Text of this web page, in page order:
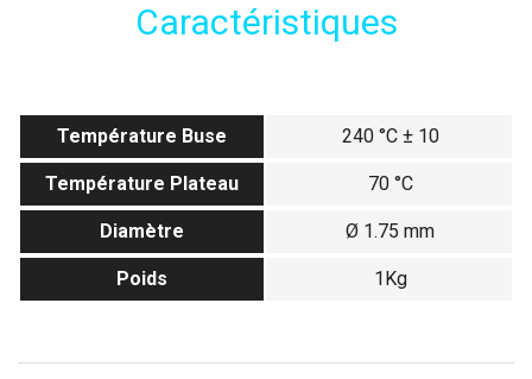
Caractéristiques
Température Buse
Température Plateau
Diamètre
Poids
240 °C ± 10
70 °C
Ø 1.75 mm
1Kg